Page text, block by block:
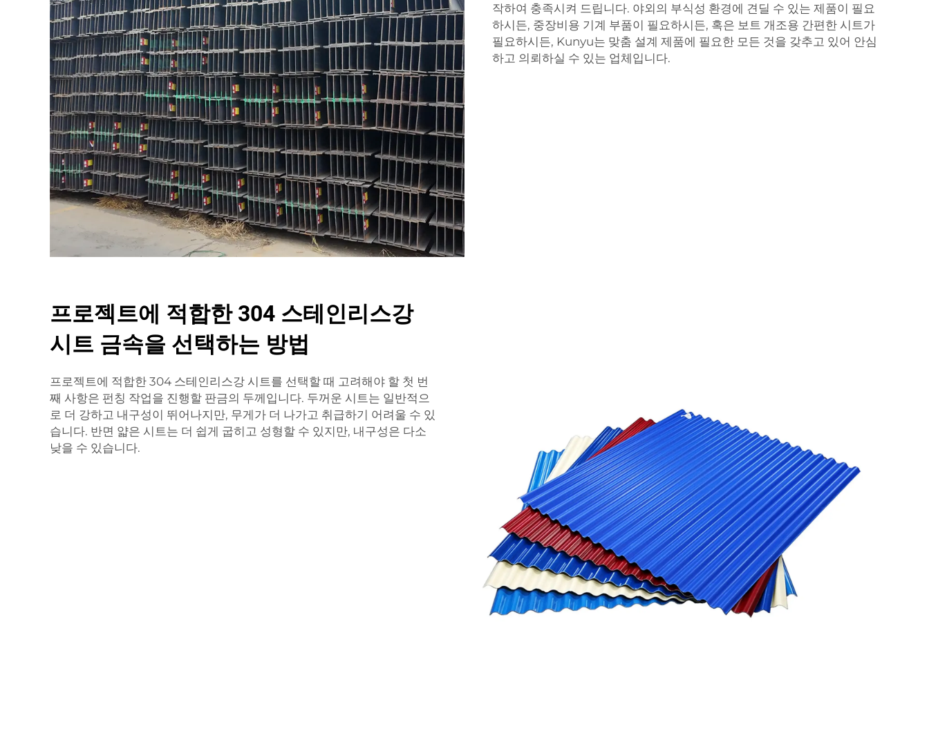
작하여 충족시켜 드립니다. 야외의 부식성 환경에 견딜 수 있는 제품이 필요
하시든, 중장비용 기계 부품이 필요하시든, 혹은 보트 개조용 간편한 시트가
필요하시든, Kunyu는 맞춤 설계 제품에 필요한 모든 것을 갖추고 있어 안심
하고 의뢰하실 수 있는 업체입니다.
프로젝트에 적합한 304 스테인리스강
시트 금속을 선택하는 방법
프로젝트에 적합한 304 스테인리스강 시트를 선택할 때 고려해야 할 첫 번
째 사항은 펀칭 작업을 진행할 판금의 두께입니다. 두꺼운 시트는 일반적으
로 더 강하고 내구성이 뛰어나지만, 무게가 더 나가고 취급하기 어려울 수 있
습니다. 반면 얇은 시트는 더 쉽게 굽히고 성형할 수 있지만, 내구성은 다소
낮을 수 있습니다.